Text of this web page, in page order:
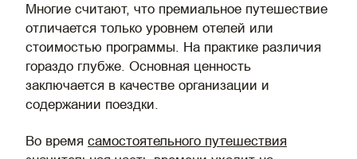
Многие считают, что премиальное путешествие
отличается только уровнем отелей или
стоимостью программы. На практике различия
гораздо глубже. Основная ценность
заключается в качестве организации и
содержании поездки.
Во время самостоятельного путешествия